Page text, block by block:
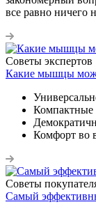
все равно ничего
Советы экспертов
Какие мышцы
Компактные
Комфорт во
Советы
Самый